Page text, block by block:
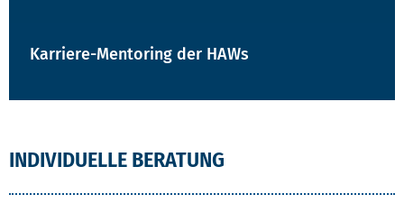
Karriere-Mentoring der HAWs
INDIVIDUELLE BERATUNG